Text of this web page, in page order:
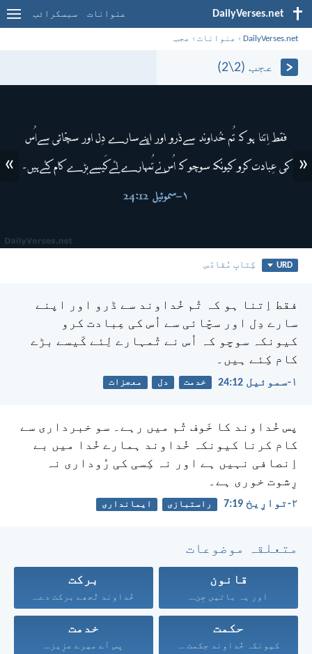
DailyVerses.net عنوانات سبسکرائب
DailyVerses.net
› عنوانات › عجب
عجب (2\2)
«
»
URD کِتابِ مُقادّس
فقط اِتنا ہو کہ تُم خُداوند سے ڈرو اور اپنے
سارے دِل اور سچّائی سے اُس کی عِبادت کرو
کیونکہ سوچو کہ اُس نے تُمہارے لِئے کَیسے بڑے
کام کِئے ہیں۔
۱-سموئیل 12:‏24 خدمت دل معجزات
پس خُداوند کا خَوف تُم میں رہے۔ سو خبرداری سے
کام کرنا کیونکہ خُداوند ہمارے خُدا میں بے
اِنصافی نہیں ہے اور نہ کِسی کی رُوداری نہ
رِشوت خوری ہے۔
۲-توارِیخ 19:‏7 راستبازی ایمانداری
متعلقہ موضوعات
قانون
اور یہ باتیں جِن...
برکت
خُداوند تُجھے برکت دے...
حکمت
کیونکہ خُداوند حِکمت بخشتا...
خدمت
پس اَے میرے عزِیز...